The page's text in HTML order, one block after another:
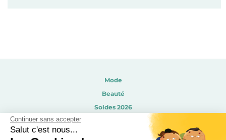
Continuer sans accepter
Salut c'est nous...
Mode
Beauté
Soldes 2026
Calendrier de l’avent 2026
Calendrier de l’avent beauté 2026